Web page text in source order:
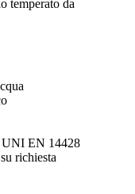
temperato da
UNI EN 14428
richiesta